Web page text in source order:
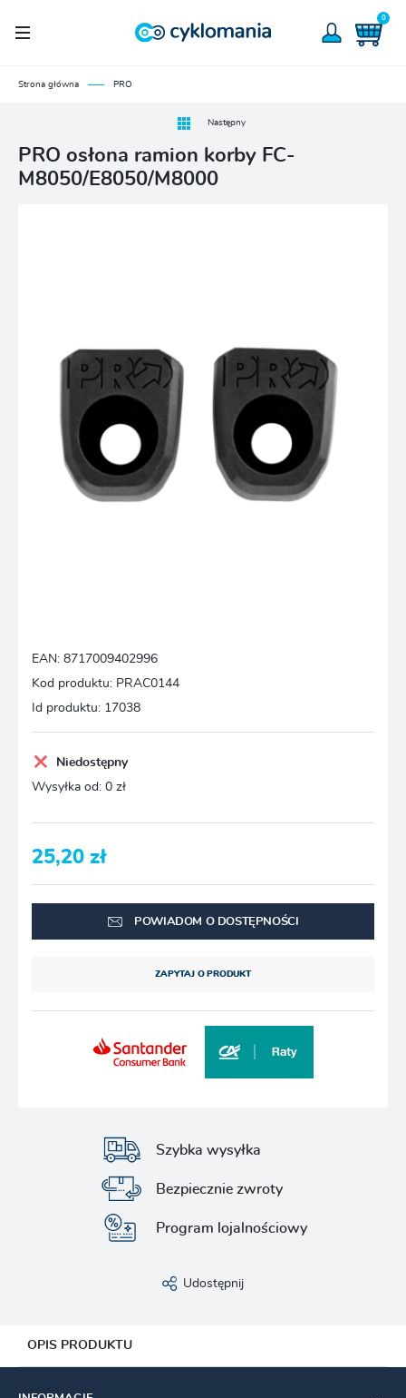
0
Strona główna PRO
Następny
PRO osłona ramion korby FC-
M8050/E8050/M8000
EAN: 8717009402996
Kod produktu: PRAC0144
Id produktu: 17038
Niedostępny
Wysyłka od: 0 zł
25,20 zł
POWIADOM O DOSTĘPNOŚCI
ZAPYTAJ O PRODUKT
Szybka wysyłka
Bezpiecznie zwroty
Program lojalnościowy
Udostępnij
OPIS PRODUKTU
Osłona korb PRO to gumowa osłona chroniąca ramiona